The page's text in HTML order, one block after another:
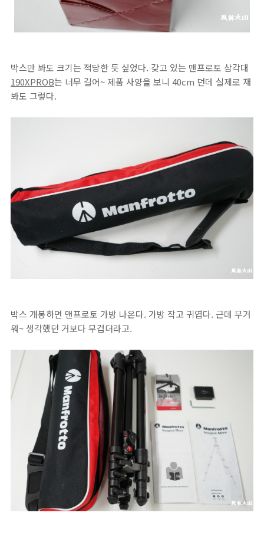
박스만 봐도 크기는 적당한 듯 싶었다. 갖고 있는 맨프로토 삼각대
190XPROB는 너무 길어~ 제품 사양을 보니 40cm 던데 실제로 재
봐도 그렇다.
박스 개봉하면 맨프로토 가방 나온다. 가방 작고 귀엽다. 근데 무거
워~ 생각했던 거보다 무겁더라고.